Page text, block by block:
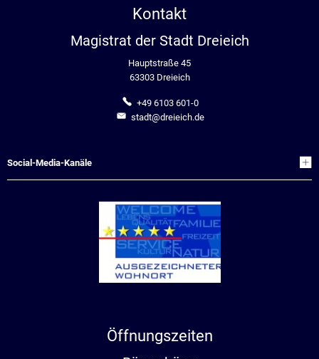
Kontakt
Magistrat der Stadt Dreieich
Hauptstraße 45
63303 Dreieich
+49 6103 601-0
stadt@dreieich.de
Social-Media-Kanäle
Öffnungszeiten